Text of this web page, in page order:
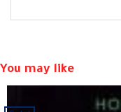
You may like